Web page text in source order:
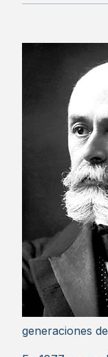
generaciones